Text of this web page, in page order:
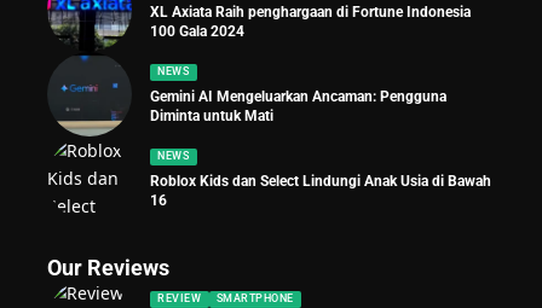
XL Axiata Raih penghargaan di Fortune Indonesia
100 Gala 2024
NEWS
Gemini AI Mengeluarkan Ancaman: Pengguna
Diminta untuk Mati
NEWS
Roblox Kids dan Select Lindungi Anak Usia di Bawah
16
Our Reviews
REVIEW SMARTPHONE